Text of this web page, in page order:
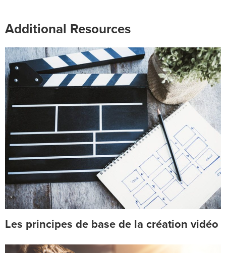
Additional Resources
Les principes de base de la création vidéo